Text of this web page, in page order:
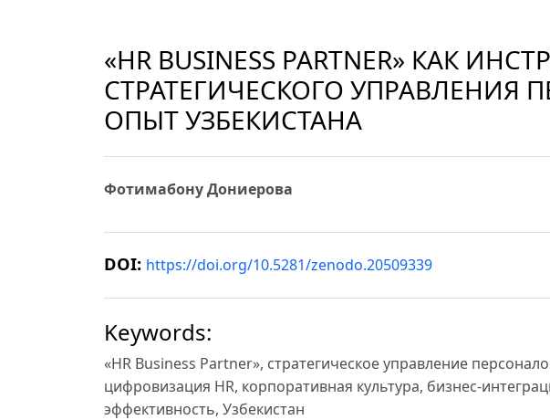
«HR BUSINESS PARTNER» КАК
СТРАТЕГИЧЕСКОГО УПРАВЛЕНИЯ
ОПЫТ УЗБЕКИСТАНА
Фотимабону Дониерова
DOI: https://doi.org/10.5281/zenodo.20509339
Keywords:
«HR Business Partner», стратегическое управление
цифровизация HR, корпоративная культура, бизнес-
эффективность, Узбекистан